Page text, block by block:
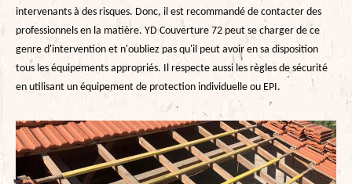
intervenants à des risques. Donc, il est recommandé de contacter des
professionnels en la matière. YD Couverture 72 peut se charger de ce
genre d'intervention et n'oubliez pas qu'il peut avoir en sa disposition
tous les équipements appropriés. Il respecte aussi les règles de sécurité
en utilisant un équipement de protection individuelle ou EPI.